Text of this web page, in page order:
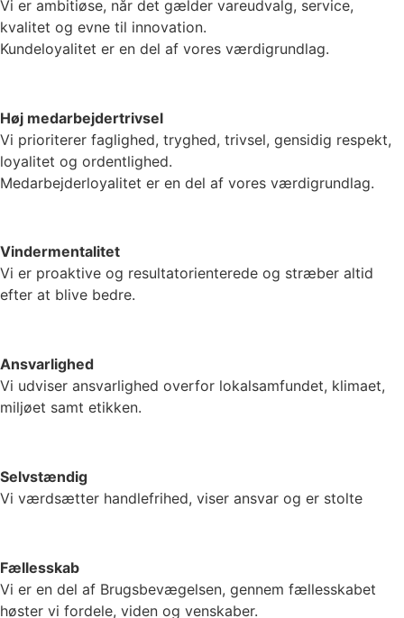
Vi er ambitiøse, når det gælder vareudvalg, service,
kvalitet og evne til innovation.
Kundeloyalitet er en del af vores værdigrundlag.
Høj medarbejdertrivsel
Vi prioriterer faglighed, tryghed, trivsel, gensidig respekt,
loyalitet og ordentlighed.
Medarbejderloyalitet er en del af vores værdigrundlag.
Vindermentalitet
Vi er proaktive og resultatorienterede og stræber altid
efter at blive bedre.
Ansvarlighed
Vi udviser ansvarlighed overfor lokalsamfundet, klimaet,
miljøet samt etikken.
Selvstændig
Vi værdsætter handlefrihed, viser ansvar og er stolte
Fællesskab
Vi er en del af Brugsbevægelsen, gennem fællesskabet
høster vi fordele, viden og venskaber.